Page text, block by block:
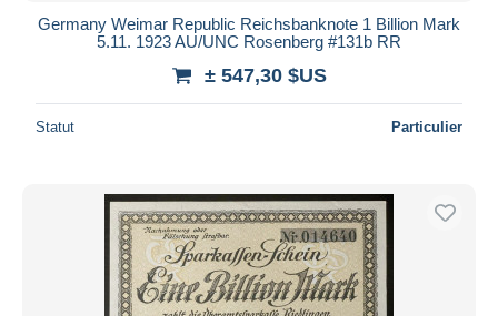
Germany Weimar Republic Reichsbanknote 1 Billion Mark
5.11. 1923 AU/UNC Rosenberg #131b RR
± 547,30 $US
Statut Particulier